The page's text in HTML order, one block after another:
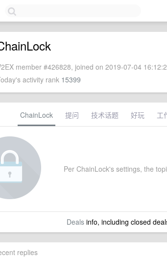
member #426828, joined on 2019-07-04
activity rank 15399
ChainLock 提问 技术话题 好玩 工
Per ChainLock's settings, the
Dealsinfo, including closed
replies